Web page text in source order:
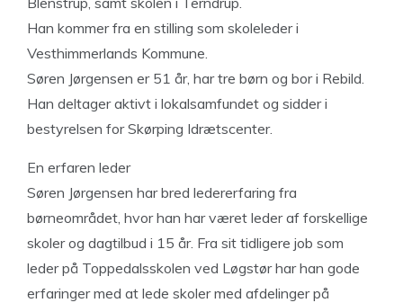
Han kommer fra en stilling som skoleleder i
Vesthimmerlands Kommune.
Søren Jørgensen er 51 år, har tre børn og bor i Rebild.
Han deltager aktivt i lokalsamfundet og sidder i
bestyrelsen for Skørping Idrætscenter.
En erfaren leder
Søren Jørgensen har bred ledererfaring fra
børneområdet, hvor han har været leder af forskellige
skoler og dagtilbud i 15 år. Fra sit tidligere job som
leder på Toppedalsskolen ved Løgstør har han gode
erfaringer med at lede skoler med afdelinger på